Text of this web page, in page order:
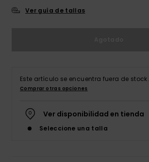
Ver guía de tallas
Este artículo se encuentra fuera de stock.
Comprar otras opciones
Ver disponibilidad en tienda
Seleccione una talla